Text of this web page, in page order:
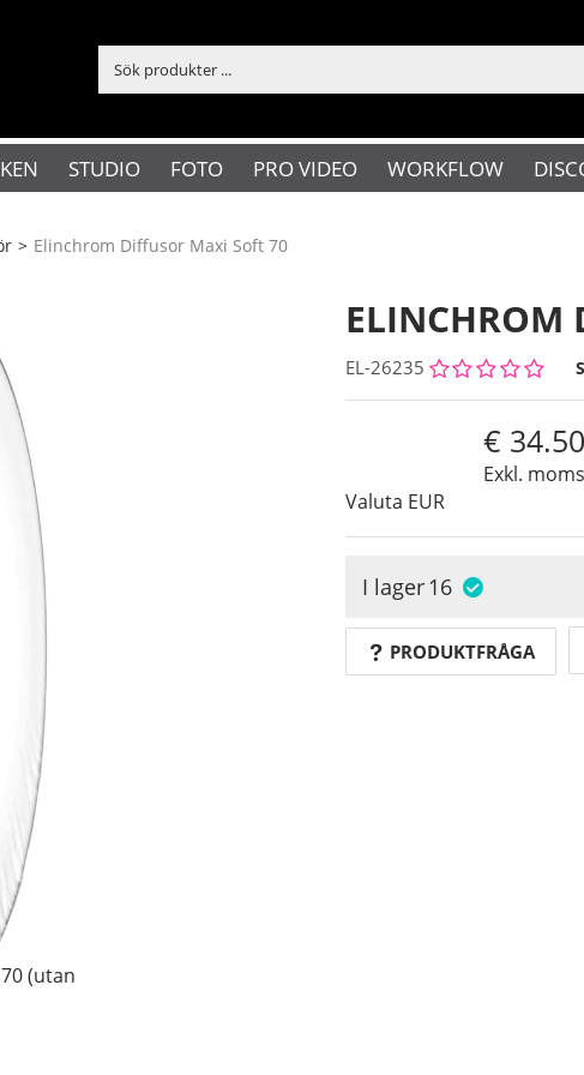
STUDIO FOTO PRO VIDEO WORKFLOW
> Elinchrom Diffusor Maxi Soft 70
(utan
ELINCHROM
EL-26235
Exkl.
Valuta EUR
I lager 16
PRODUKTFRÅGA